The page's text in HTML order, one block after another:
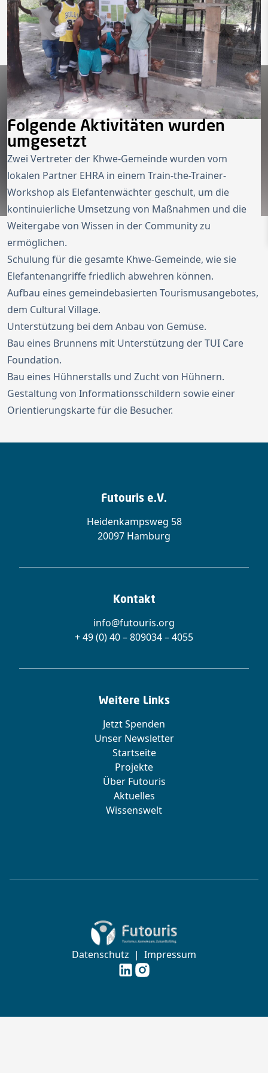
Zur Startseite
Switch to
Menü
Folgende Aktivitäten wurden
umgesetzt
Zwei Vertreter der Khwe-Gemeinde wurden vom
lokalen Partner EHRA in einem Train-the-Trainer-
Workshop als Elefantenwächter geschult, um die
kontinuierliche Umsetzung von Maßnahmen und die
Weitergabe von Wissen in der Community zu
ermöglichen.
Schulung für die gesamte Khwe-Gemeinde, wie sie
Elefantenangriffe friedlich abwehren können.
Aufbau eines gemeindebasierten Tourismusangebotes,
dem Cultural Village.
Unterstützung bei dem Anbau von Gemüse.
Bau eines Brunnens mit Unterstützung der TUI Care
Foundation.
Bau eines Hühnerstalls und Zucht von Hühnern.
Gestaltung von Informationsschildern sowie einer
Orientierungskarte für die Besucher.
Futouris e.V.
Heidenkampsweg 58
20097 Hamburg
Kontakt
info@futouris.org
+ 49 (0) 40 – 809034 – 4055
Weitere Links
Jetzt Spenden
Unser Newsletter
Startseite
Projekte
Über Futouris
Aktuelles
Wissenswelt
Zur Startseite von Futouris e.V.
Datenschutz | Impressum